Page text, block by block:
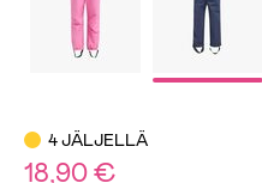
4 JÄLJELLÄ
18,90 €